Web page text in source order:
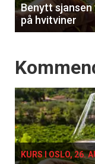
Få
Vi tilbyr
kan fritt
tilsendt.
Benytt
på hvitviner
Events
KURS I OSLO, 26.